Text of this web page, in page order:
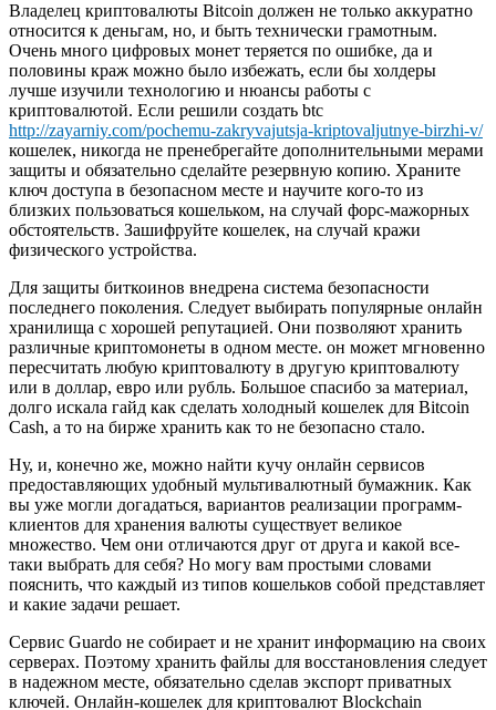
Владелец криптовалюты Bitcoin должен не только аккуратно
относится к деньгам, но, и быть технически грамотным.
Очень много цифровых монет теряется по ошибке, да и
половины краж можно было избежать, если бы холдеры
лучше изучили технологию и нюансы работы с
криптовалютой. Если решили создать btc
http://zayarniy.com/pochemu-zakryvajutsja-kriptovaljutnye-birzhi-v/
кошелек, никогда не пренебрегайте дополнительными мерами
защиты и обязательно сделайте резервную копию. Храните
ключ доступа в безопасном месте и научите кого-то из
близких пользоваться кошельком, на случай форс-мажорных
обстоятельств. Зашифруйте кошелек, на случай кражи
физического устройства.
Для защиты биткоинов внедрена система безопасности
последнего поколения. Следует выбирать популярные онлайн
хранилища с хорошей репутацией. Они позволяют хранить
различные криптомонеты в одном месте. он может мгновенно
пересчитать любую криптовалюту в другую криптовалюту
или в доллар, евро или рубль. Большое спасибо за материал,
долго искала гайд как сделать холодный кошелек для Bitcoin
Cash, а то на бирже хранить как то не безопасно стало.
Ну, и, конечно же, можно найти кучу онлайн сервисов
предоставляющих удобный мультивалютный бумажник. Как
вы уже могли догадаться, вариантов реализации программ-
клиентов для хранения валюты существует великое
множество. Чем они отличаются друг от друга и какой все-
таки выбрать для себя? Но могу вам простыми словами
пояснить, что каждый из типов кошельков собой представляет
и какие задачи решает.
Сервис Guardo не собирает и не хранит информацию на своих
серверах. Поэтому хранить файлы для восстановления следует
в надежном месте, обязательно сделав экспорт приватных
ключей. Онлайн-кошелек для криптовалют Blockchain